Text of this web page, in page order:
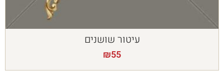
עיטור שושנים
₪55